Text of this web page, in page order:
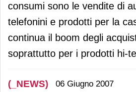
consumi sono le vendite di
telefonini e prodotti per la
continua il boom degli
soprattutto per i prodotti hi-
(_NEWS) 06 Giugno 2007